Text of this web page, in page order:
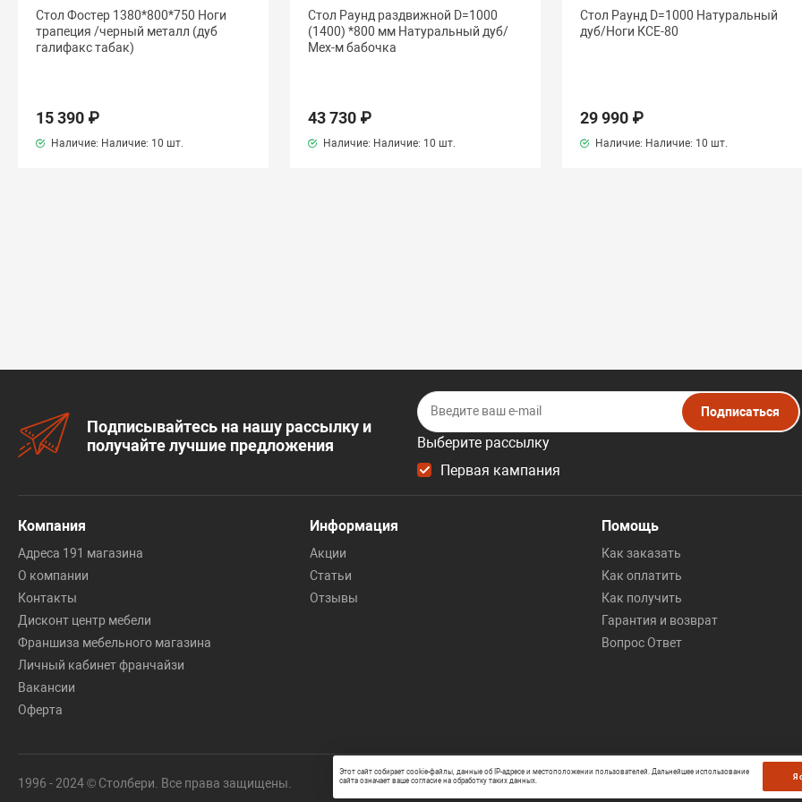
Стол Фостер 1380*800*750 Ноги
трапеция /черный металл (дуб
галифакс табак)
15 390 ₽
Наличие: Наличие: 10 шт.
Стол Раунд раздвижной D=1000
(1400) *800 мм Натуральный дуб/
Мех-м бабочка
43 730 ₽
Наличие: Наличие: 10 шт.
Стол Раунд D=1000 Натуральный
дуб/Ноги КСЕ-80
29 990 ₽
Наличие: Наличие: 10 шт.
Подписывайтесь на нашу рассылку и
получайте лучшие предложения
Выберите рассылку
Первая кампания
Подписаться
Компания
Адреса 191 магазина
О компании
Контакты
Дисконт центр мебели
Франшиза мебельного магазина
Личный кабинет франчайзи
Вакансии
Оферта
Информация
Акции
Статьи
Отзывы
Помощь
Как заказать
Как оплатить
Как получить
Гарантия и возврат
Вопрос Ответ
1996 - 2024 © Столбери. Все права защищены.
Этот сайт собирает cookie-файлы, данные об IP-адресе и местоположении пользователей. Дальнейшее использование
сайта означает ваше согласие на обработку таких данных.
Я